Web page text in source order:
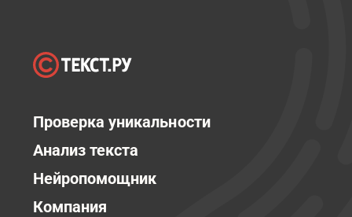
Проверка уникальности
Анализ текста
Нейропомощник
Компания